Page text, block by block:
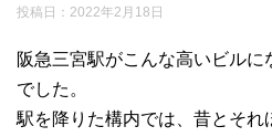
投稿日： 2022年2月18日
阪急三宮駅がこんな高いビル
でした。
駅を降りた構内では、昔とそ